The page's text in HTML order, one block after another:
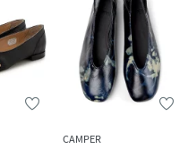
CAMPER